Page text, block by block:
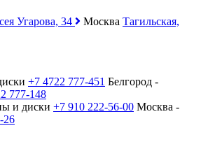
Угарова, 34 Москва Тагильская,
+7 4722 777-451 Белгород -
777-148
и диски +7 910 222-56-00 Москва -
26